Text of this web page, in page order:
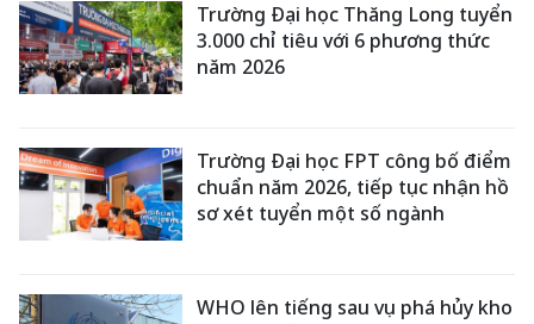
Trường Đại học Thăng Long tuyển
3.000 chỉ tiêu với 6 phương thức
năm 2026
Trường Đại học FPT công bố điểm
chuẩn năm 2026, tiếp tục nhận hồ
sơ xét tuyển một số ngành
WHO lên tiếng sau vụ phá hủy kho